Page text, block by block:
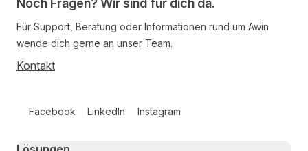
Noch Fragen? Wir sind für dich da.
Für Support, Beratung oder Informationen rund um Awin
wende dich gerne an unser Team.
Kontakt
Facebook LinkedIn Instagram
Primary footer navigation